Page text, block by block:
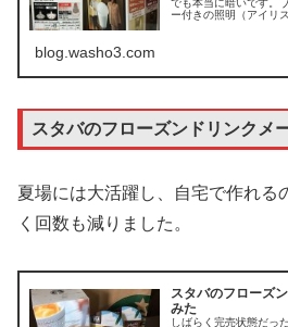
ー付きの照明（アイリ
blog.washo3.com
スタバのフローズンドリンクメ
夏場には大活躍し、自宅で作れる
く回数も減りました。
スタバのフローズ
みた
しばらく完売状態だっ